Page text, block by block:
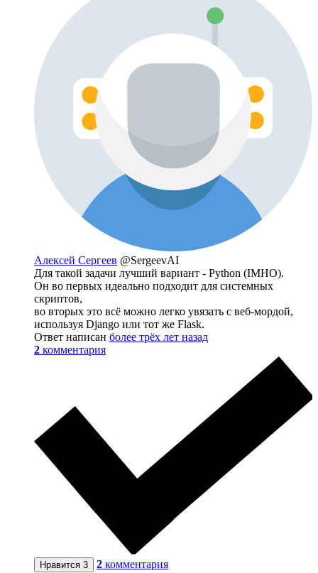
Алексей Сергеев @SergeevAI
Для такой задачи лучший вариант - Python (IMHO).
Он во первых идеально подходит для системных
скриптов,
во вторых это всё можно легко увязать с веб-мордой,
используя Django или тот же Flask.
Ответ написан более трёх лет назад
2 комментария
Нравится 3 2 комментария